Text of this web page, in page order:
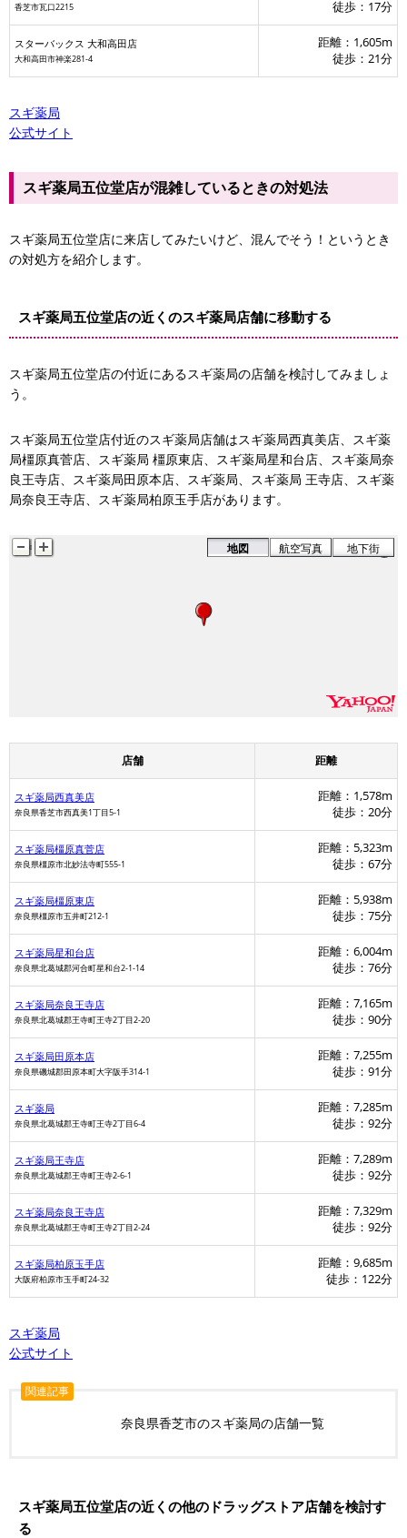
香芝市瓦口2215 徒歩：17分
スターバックス 大和高田店
大和高田市神楽281-4
距離：1,605m
徒歩：21分
スギ薬局
公式サイト
スギ薬局五位堂店が混雑しているときの対処法
スギ薬局五位堂店に来店してみたいけど、混んでそう！というとき
の対処方を紹介します。
スギ薬局五位堂店の近くのスギ薬局店舗に移動する
スギ薬局五位堂店の付近にあるスギ薬局の店舗を検討してみましょ
う。
スギ薬局五位堂店付近のスギ薬局店舗はスギ薬局西真美店、スギ薬
局橿原真菅店、スギ薬局 橿原東店、スギ薬局星和台店、スギ薬局奈
良王寺店、スギ薬局田原本店、スギ薬局、スギ薬局 王寺店、スギ薬
局奈良王寺店、スギ薬局柏原玉手店があります。
地図 航空写真 地下街
店舗 距離
スギ薬局西真美店
奈良県香芝市西真美1丁目5-1
距離：1,578m
徒歩：20分
スギ薬局橿原真菅店
奈良県橿原市北妙法寺町555-1
距離：5,323m
徒歩：67分
スギ薬局橿原東店
奈良県橿原市五井町212-1
距離：5,938m
徒歩：75分
スギ薬局星和台店
奈良県北葛城郡河合町星和台2-1-14
距離：6,004m
徒歩：76分
スギ薬局奈良王寺店
奈良県北葛城郡王寺町王寺2丁目2-20
距離：7,165m
徒歩：90分
スギ薬局田原本店
奈良県磯城郡田原本町大字阪手314-1
距離：7,255m
徒歩：91分
スギ薬局
奈良県北葛城郡王寺町王寺2丁目6-4
距離：7,285m
徒歩：92分
スギ薬局王寺店
奈良県北葛城郡王寺町王寺2-6-1
距離：7,289m
徒歩：92分
スギ薬局奈良王寺店
奈良県北葛城郡王寺町王寺2丁目2-24
距離：7,329m
徒歩：92分
スギ薬局柏原玉手店
大阪府柏原市玉手町24-32
距離：9,685m
徒歩：122分
スギ薬局
公式サイト
関連記事
奈良県香芝市のスギ薬局の店舗一覧
スギ薬局五位堂店の近くの他のドラッグストア店舗を検討す
る
マツモトキヨシ
マツモトキヨシ